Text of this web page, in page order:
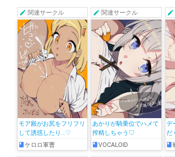
関連サークル
モア殿がお尻をフリフリ
して誘惑したり…♡
ケロロ軍曹
関連サークル
あかりが騎乗位でハメて
搾精しちゃう♡
VOCALOID
デ
だ